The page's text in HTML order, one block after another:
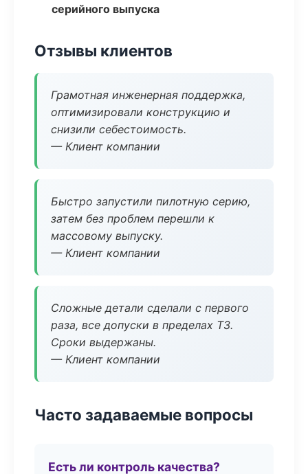
серийного выпуска
Отзывы клиентов
Грамотная инженерная поддержка,
оптимизировали конструкцию и
снизили себестоимость.
— Клиент компании
Быстро запустили пилотную серию,
затем без проблем перешли к
массовому выпуску.
— Клиент компании
Сложные детали сделали с первого
раза, все допуски в пределах ТЗ.
Сроки выдержаны.
— Клиент компании
Часто задаваемые вопросы
Есть ли контроль качества?